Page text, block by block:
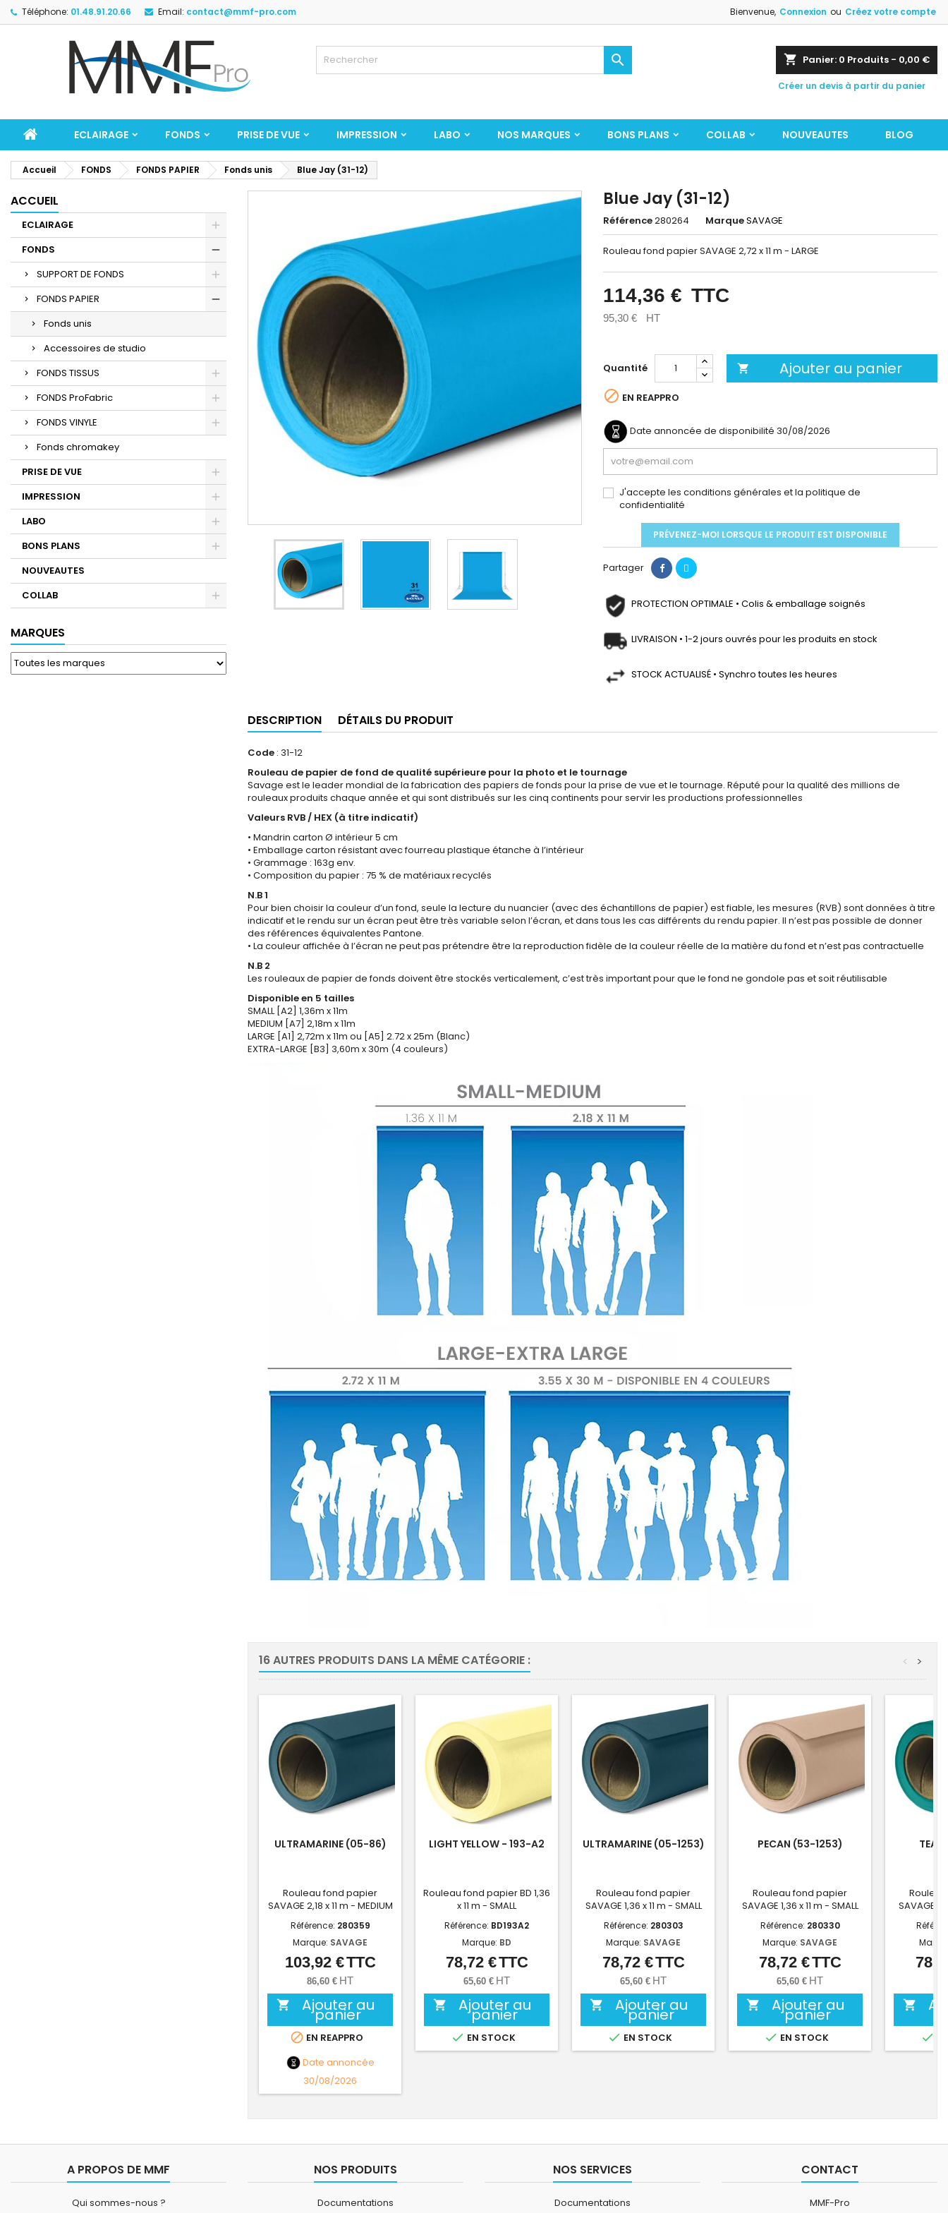
Téléphone: 01.48.91.20.66 Email: contact@mmf-pro.com Bienvenue, Connexion ou Créez votre compte
shopping_cart Panier: 0 Produits - 0,00 €
Créer un devis à partir du panier

ECLAIRAGE FONDS PRISE DE VUE IMPRESSION LABO NOS MARQUES BONS PLANS COLLAB NOUVEAUTES BLOG
Accueil FONDS FONDS PAPIER Fonds unis Blue Jay (31-12)
ACCUEIL
ECLAIRAGE
FONDS
SUPPORT DE FONDS
FONDS PAPIER
Fonds unis
Accessoires de studio
FONDS TISSUS
FONDS ProFabric
FONDS VINYLE
Fonds chromakey
PRISE DE VUE
IMPRESSION
LABO
BONS PLANS
NOUVEAUTES
COLLAB
MARQUES
Blue Jay (31-12)
Référence280264 MarqueSAVAGE
Rouleau fond papier SAVAGE 2,72 x 11 m - LARGE
114,36 € TTC
95,30 € HT
Quantité  Ajouter au panier
 EN REAPPRO
Date annoncée de disponibilité 30/08/2026
J'accepte les conditions générales et la politique de
confidentialité
PRÉVENEZ-MOI LORSQUE LE PRODUIT EST DISPONIBLE
Partager
PROTECTION OPTIMALE • Colis & emballage soignés
LIVRAISON • 1-2 jours ouvrés pour les produits en stock
STOCK ACTUALISÉ • Synchro toutes les heures
DESCRIPTION DÉTAILS DU PRODUIT
Code : 31-12
Rouleau de papier de fond de qualité supérieure pour la photo et le tournage
Savage est le leader mondial de la fabrication des papiers de fonds pour la prise de vue et le tournage. Réputé pour la qualité des millions de
rouleaux produits chaque année et qui sont distribués sur les cinq continents pour servir les productions professionnelles
Valeurs RVB / HEX (à titre indicatif)
• Mandrin carton Ø intérieur 5 cm
• Emballage carton résistant avec fourreau plastique étanche à l’intérieur
• Grammage : 163g env.
• Composition du papier : 75 % de matériaux recyclés
N.B 1
Pour bien choisir la couleur d’un fond, seule la lecture du nuancier (avec des échantillons de papier) est fiable, les mesures (RVB) sont données à titre
indicatif et le rendu sur un écran peut être très variable selon l’écran, et dans tous les cas différents du rendu papier. Il n’est pas possible de donner
des références équivalentes Pantone.
• La couleur affichée à l’écran ne peut pas prétendre être la reproduction fidèle de la couleur réelle de la matière du fond et n’est pas contractuelle
N.B 2
Les rouleaux de papier de fonds doivent être stockés verticalement, c’est très important pour que le fond ne gondole pas et soit réutilisable
Disponible en 5 tailles
SMALL [A2] 1,36m x 11m
MEDIUM [A7] 2,18m x 11m
LARGE [A1] 2,72m x 11m ou [A5] 2.72 x 25m (Blanc)
EXTRA-LARGE [B3] 3,60m x 30m (4 couleurs)
16 AUTRES PRODUITS DANS LA MÊME CATÉGORIE : >
<
ULTRAMARINE (05-86)
Rouleau fond papier
SAVAGE 2,18 x 11 m - MEDIUM
Référence: 280359
Marque: SAVAGE
Prix
103,92 €TTC
86,60 € HT
 Ajouter au
panier
 EN REAPPRO
Date annoncée
30/08/2026
LIGHT YELLOW - 193-A2
Rouleau fond papier BD 1,36
x 11 m - SMALL
Référence: BD193A2
Marque: BD
Prix
78,72 €TTC
65,60 € HT
 Ajouter au
panier
 EN STOCK
ULTRAMARINE (05-1253)
Rouleau fond papier
SAVAGE 1,36 x 11 m - SMALL
Référence: 280303
Marque: SAVAGE
Prix
78,72 €TTC
65,60 € HT
 Ajouter au
panier
 EN STOCK
PECAN (53-1253)
Rouleau fond papier
SAVAGE 1,36 x 11 m - SMALL
Référence: 280330
Marque: SAVAGE
Prix
78,72 €TTC
65,60 € HT
 Ajouter au
panier
 EN STOCK
SAVAGE


A PROPOS DE MMF
Qui sommes-nous ?
NOS PRODUITS
Documentations
NOS SERVICES
Documentations
CONTACT
MMF-Pro